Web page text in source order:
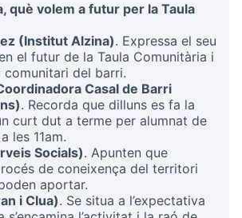
què volem a futur per la Taula
(Institut Alzina). Expressa el seu
el futur de la Taula Comunitària i
del barri.
Casal de Barri
. Recorda que dilluns es fa la
curt dut a terme per alumnat de
les 11am.
Socials). Apunten que
de coneixença del territori
aportar.
i Clua). Se situa a l’expectativa